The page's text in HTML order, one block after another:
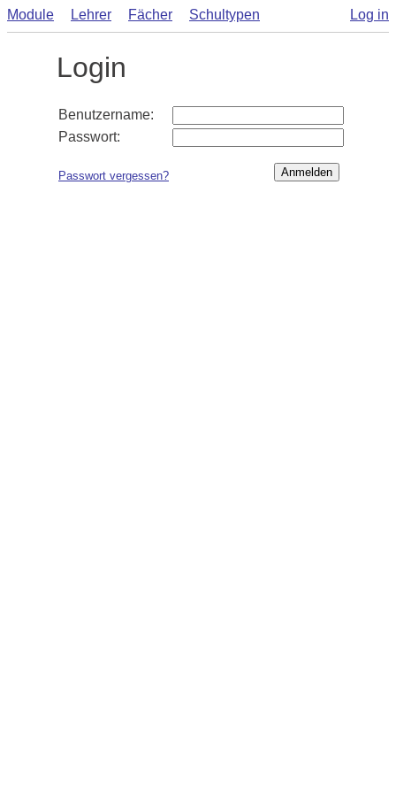
Module Lehrer Fächer Schultypen Log in
Login
Benutzername:
Passwort:
Passwort vergessen?